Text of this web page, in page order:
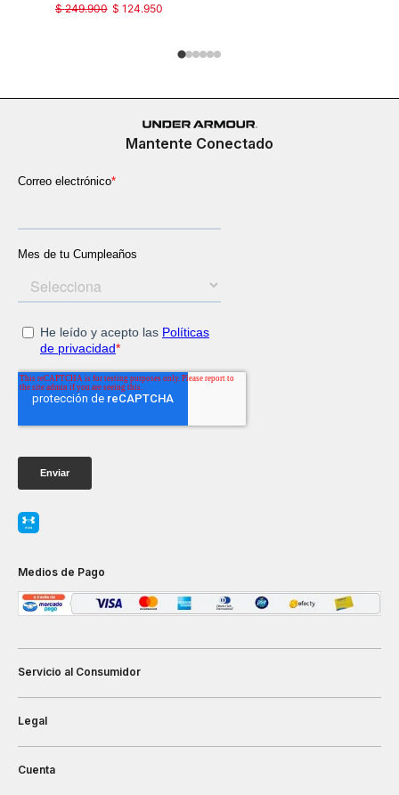
$ 124.950
$ 249.900
Mantente Conectado
Medios de Pago
Servicio al Consumidor
Legal
Cuenta